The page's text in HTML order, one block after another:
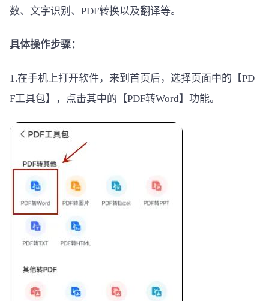
数、文字识别、PDF转换以及翻译等。
具体操作步骤：
1.在手机上打开软件，来到首页后，选择页面中的【PD
F工具包】，点击其中的【PDF转Word】功能。